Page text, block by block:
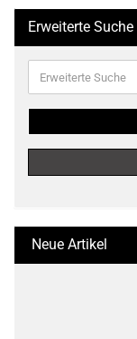
Erweiterte Suche
Suche
Neue Artikel